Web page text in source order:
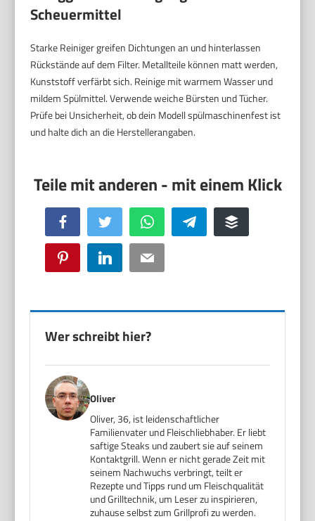
Scheuermittel
Starke Reiniger greifen Dichtungen an und hinterlassen
Rückstände auf dem Filter. Metallteile können matt werden,
Kunststoff verfärbt sich. Reinige mit warmem Wasser und
mildem Spülmittel. Verwende weiche Bürsten und Tücher.
Prüfe bei Unsicherheit, ob dein Modell spülmaschinenfest ist
und halte dich an die Herstellerangaben.
Facebook Twitter WhatsApp Telegram Buffer
Pinterest LinkedIn Email
Wer schreibt hier?
Oliver
Oliver, 36, ist leidenschaftlicher
Familienvater und Fleischliebhaber. Er liebt
saftige Steaks und zaubert sie auf seinem
Kontaktgrill. Wenn er nicht gerade Zeit mit
seinem Nachwuchs verbringt, teilt er
Rezepte und Tipps rund um Fleischqualität
und Grilltechnik, um Leser zu inspirieren,
zuhause selbst zum Grillprofi zu werden.